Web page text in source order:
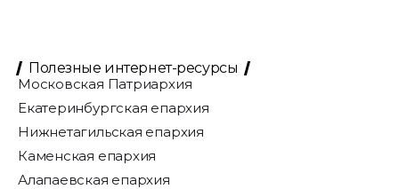
Полезные интернет-ресурсы
Московская Патриархия
Екатеринбургская епархия
Нижнетагильская епархия
Каменская епархия
Алапаевская епархия